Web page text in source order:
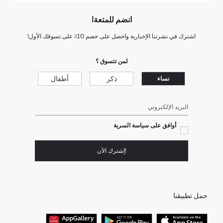
انضم للمتعة!
اشترك في نشرتنا الإخبارية واحصل على خصم 10٪ على تسوقك الأول!
لمن تتسوق ؟
نساء ذكر أطفال
البريد الإلكتروني
أوافق على سياسة السرية
!إشترك الآن
حمل تطبيقنا